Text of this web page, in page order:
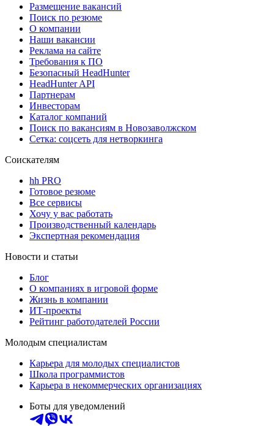
Размещение вакансий
Поиск по резюме
О компании
Наши вакансии
Реклама на сайте
Требования к ПО
Безопасный HeadHunter
HeadHunter API
Партнерам
Инвесторам
Каталог компаний
Поиск по вакансиям в Новозаволжском
Сетка: соцсеть для нетворкинга
Соискателям
hh PRO
Готовое резюме
Все сервисы
Хочу у вас работать
Производственный календарь
Экспертная рекомендация
Новости и статьи
Блог
О компаниях в игровой форме
Жизнь в компании
ИТ-проекты
Рейтинг работодателей России
Молодым специалистам
Карьера для молодых специалистов
Школа программистов
Карьера в некоммерческих организациях
Боты для уведомлений